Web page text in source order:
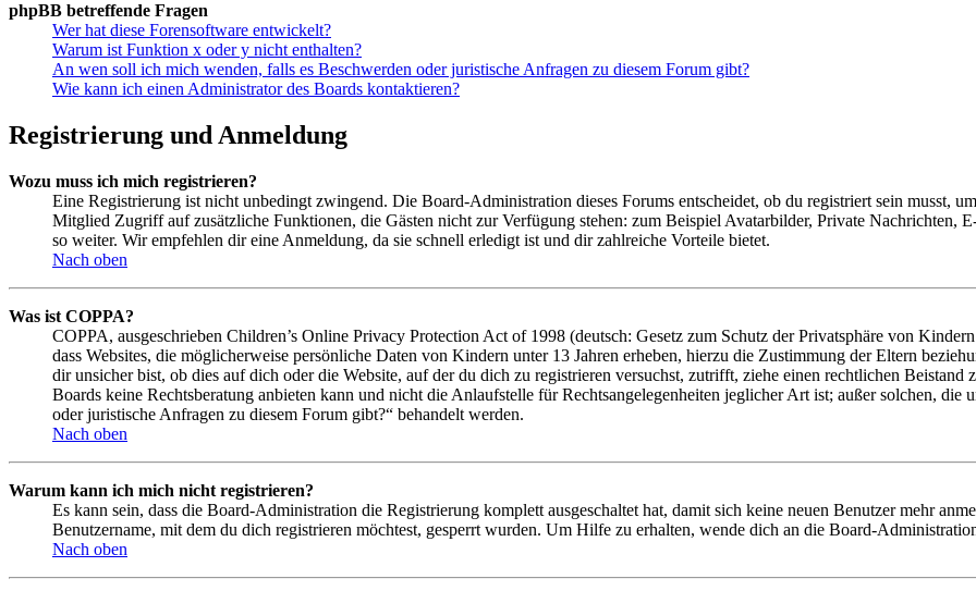
phpBB betreffende Fragen
Wer hat diese Forensoftware entwickelt?
Warum ist Funktion x oder y nicht enthalten?
An wen soll ich mich wenden, falls es Beschwerden oder juristische Anfragen zu diesem Forum gibt?
Wie kann ich einen Administrator des Boards kontaktieren?
Registrierung und Anmeldung
Wozu muss ich mich registrieren?
Eine Registrierung ist nicht unbedingt zwingend. Die Board-Administration dieses Forums entscheidet, ob du registriert sein musst,
Mitglied Zugriff auf zusätzliche Funktionen, die Gästen nicht zur Verfügung stehen: zum Beispiel Avatarbilder, Private Nachrichten,
so weiter. Wir empfehlen dir eine Anmeldung, da sie schnell erledigt ist und dir zahlreiche Vorteile bietet.
Nach oben
Was ist COPPA?
COPPA, ausgeschrieben Children’s Online Privacy Protection Act of 1998 (deutsch: Gesetz zum Schutz der Privatsphäre von
dass Websites, die möglicherweise persönliche Daten von Kindern unter 13 Jahren erheben, hierzu die Zustimmung der Eltern
dir unsicher bist, ob dies auf dich oder die Website, auf der du dich zu registrieren versuchst, zutrifft, ziehe einen rechtlichen
Boards keine Rechtsberatung anbieten kann und nicht die Anlaufstelle für Rechtsangelegenheiten jeglicher Art ist; außer solchen,
oder juristische Anfragen zu diesem Forum gibt?“ behandelt werden.
Nach oben
Warum kann ich mich nicht registrieren?
Es kann sein, dass die Board-Administration die Registrierung komplett ausgeschaltet hat, damit sich keine neuen Benutzer mehr
Benutzername, mit dem du dich registrieren möchtest, gesperrt wurden. Um Hilfe zu erhalten, wende dich an die Board-
Nach oben